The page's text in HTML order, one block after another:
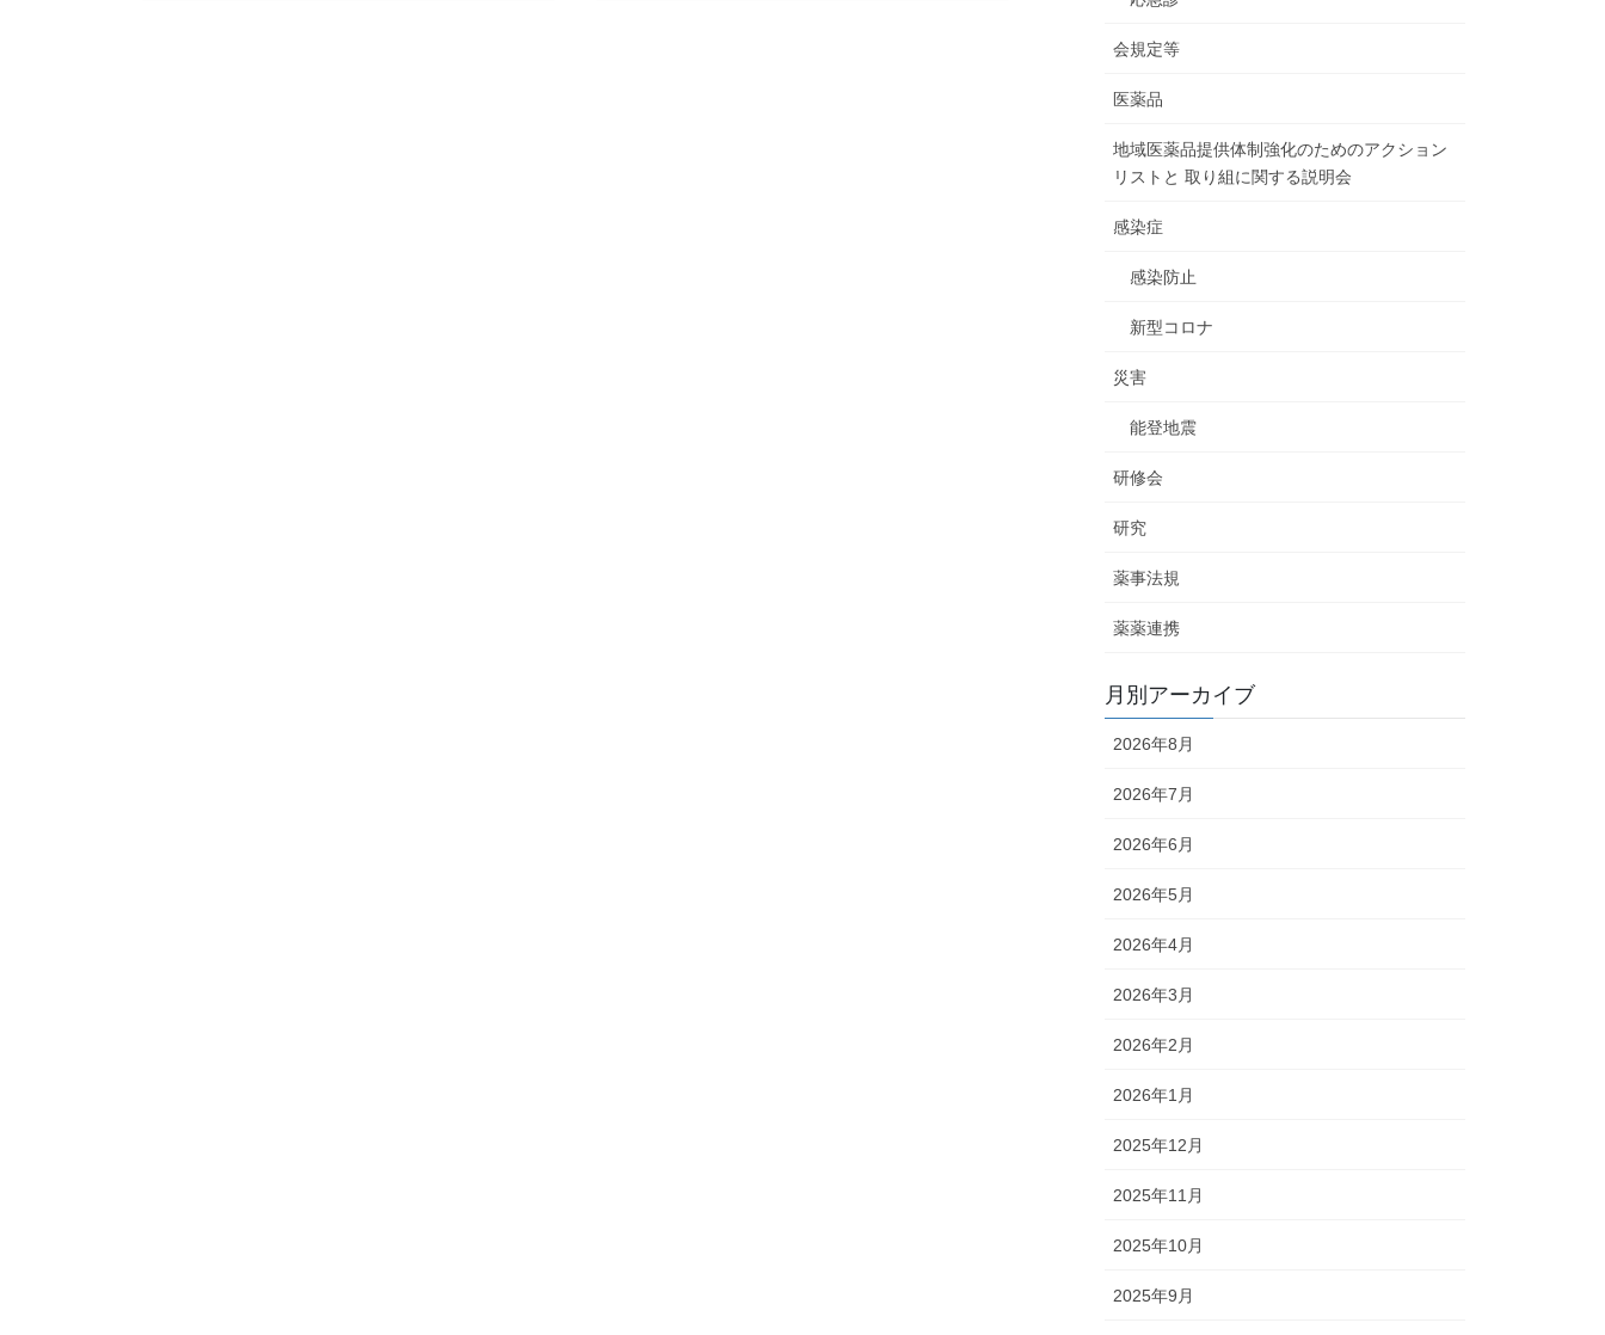
会規定等
医薬品
地域医薬品提供体制強化のためのアクション
リストと 取り組に関する説明会
感染症
感染防止
新型コロナ
災害
能登地震
研修会
研究
薬事法規
薬薬連携
月別アーカイブ
2026年8月
2026年7月
2026年6月
2026年5月
2026年4月
2026年3月
2026年2月
2026年1月
2025年12月
2025年11月
2025年10月
2025年9月